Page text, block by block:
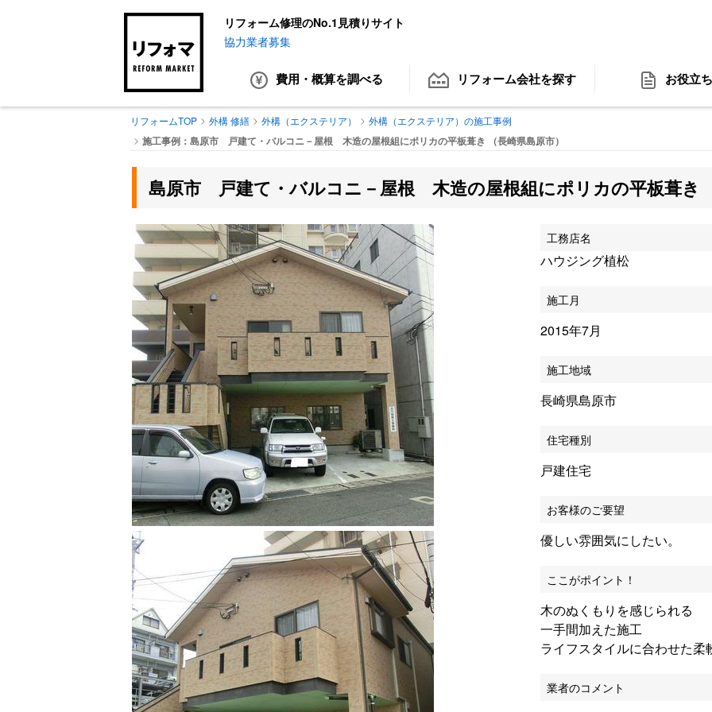
リフォーム修理のNo.1見積りサイト
協力業者募集
費用・概算を調べる リフォーム会社を探す お役立
リフォームTOP 外構 修繕 外構（エクステリア） 外構（エクステリア）の施工事例
施工事例：島原市 戸建て・バルコニ－屋根 木造の屋根組にポリカの平板葺き （長崎県島原市）
島原市 戸建て・バルコニ－屋根 木造の屋根組にポリカの平板葺き
工務店名
ハウジング植松
施工月
2015年7月
施工地域
長崎県島原市
住宅種別
戸建住宅
お客様のご要望
優しい雰囲気にしたい。
ここがポイント！
木のぬくもりを感じられる
一手間加えた施工
ライフスタイルに合わせた柔
業者のコメント